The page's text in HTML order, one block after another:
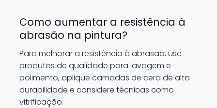
Como aumentar a resistência à
abrasão na pintura?
Para melhorar a resistência à abrasão, use
produtos de qualidade para lavagem e
polimento, aplique camadas de cera de alta
durabilidade e considere técnicas como
vitrificação.